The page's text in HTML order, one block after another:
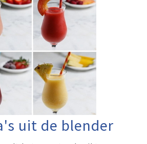
uit de blender